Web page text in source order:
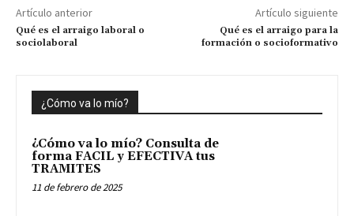
Artículo anterior
Qué es el arraigo laboral o
sociolaboral
Artículo siguiente
Qué es el arraigo para la
formación o socioformativo
¿Cómo va lo mío?
¿Cómo va lo mío? Consulta de
forma FACIL y EFECTIVA tus
TRAMITES
11 de febrero de 2025